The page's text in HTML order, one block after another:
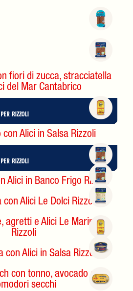
fiori di zucca, stracciatella
del Mar Cantabrico
Rizzoli
con Alici in Salsa Rizzoli
Rizzoli
Alici in Banco Frigo Rizzoli
con Alici Le Dolci Rizzoli
agretti e Alici Le Marinate
Rizzoli
con Alici in Salsa Rizzoli
con tonno, avocado e
secchi